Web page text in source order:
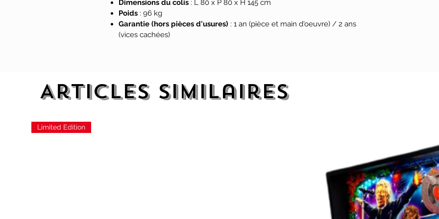
« En nous associant avec Toho, nous avons apporté l’univers de Godzilla au
flipper. Insider Connected permet aux joueurs, propriétaires et exploitants
Dimensions du colis : L 80 x P 80 x H 145 cm
Poids : 96 kg
Garantie (hors pièces d'usures) : 1 an (pièce et main d'oeuvre) / 2 ans
(vices cachées)
Articles similaires
Limited Edition